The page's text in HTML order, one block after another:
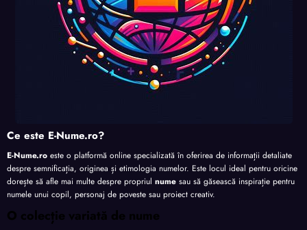
Ce este E-Nume.ro?
E-Nume.ro este o platformă online specializată în oferirea de informații detaliate
despre semnificația, originea și etimologia numelor. Este locul ideal pentru oricine
dorește să afle mai multe despre propriul nume sau să găsească inspirație pentru
numele unui copil, personaj de poveste sau proiect creativ.
O colecție variată de nume